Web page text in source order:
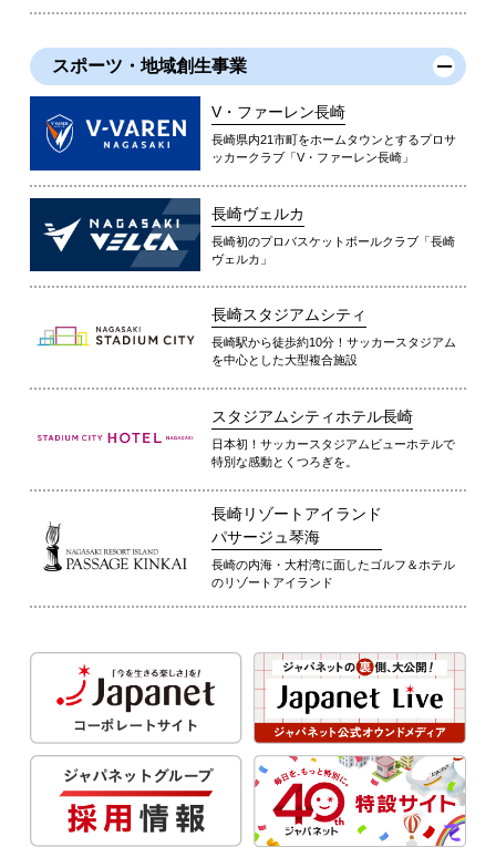
スポーツ・地域創生事業
V・ファーレン長崎
長崎県内21市町をホームタウンとするプロサ
ッカークラブ「V・ファーレン長崎」
長崎ヴェルカ
長崎初のプロバスケットボールクラブ「長崎
ヴェルカ」
長崎スタジアムシティ
長崎駅から徒歩約10分！サッカースタジアム
を中心とした大型複合施設
スタジアムシティホテル長崎
日本初！サッカースタジアムビューホテルで
特別な感動とくつろぎを。
長崎リゾートアイランド
パサージュ琴海
長崎の内海・大村湾に面したゴルフ＆ホテル
のリゾートアイランド